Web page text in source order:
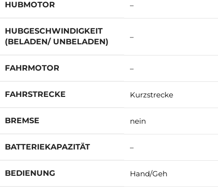
HUBMOTOR –
HUBGESCHWINDIGKEIT
(BELADEN/ UNBELADEN)
–
FAHRMOTOR –
FAHRSTRECKE Kurzstrecke
BREMSE nein
BATTERIEKAPAZITÄT –
BEDIENUNG Hand/Geh